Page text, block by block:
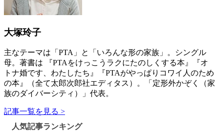
大塚玲子
主なテーマは「PTA」と「いろんな形の家族」。シングル
母。著書は 『PTAをけっこうラクにたのしくする本』『オ
トナ婚です、わたしたち』『PTAがやっぱりコワイ人のため
の本』（全て太郎次郎社エディタス）。「定形外かぞく（家
族のダイバーシティ）」代表。
記事一覧を見る >
人気記事ランキング